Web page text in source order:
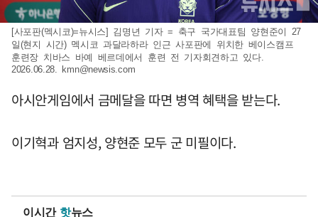
[사포판(멕시코)=뉴시스] 김명년 기자 = 축구 국가대표팀 양현준이 27
일(현지 시간) 멕시코 과달라하라 인근 사포판에 위치한 베이스캠프
훈련장 치바스 바예 베르데에서 훈련 전 기자회견하고 있다.
2026.06.28. kmn@newsis.com
아시안게임에서 금메달을 따면 병역 혜택을 받는다.
이기혁과 엄지성, 양현준 모두 군 미필이다.
이시간 핫뉴스